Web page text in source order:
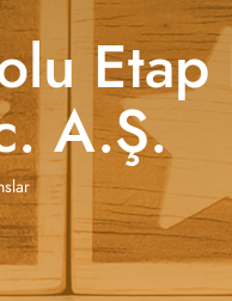
Etap
A.Ş.